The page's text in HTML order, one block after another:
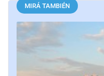
MIRÁ TAMBIÉN